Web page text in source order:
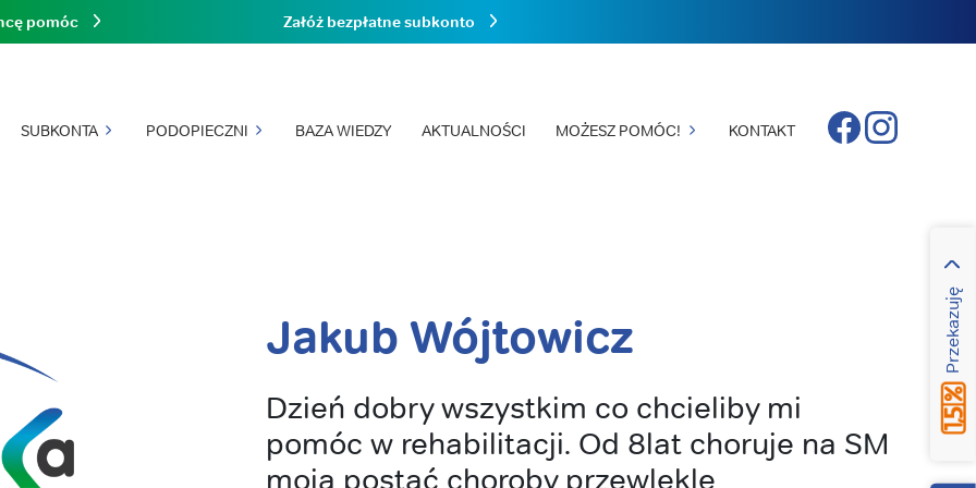
SUBKONTA PODOPIECZNI BAZA WIEDZY AKTUALNOŚCI MOŻESZ POMÓC! KONTAKT
Przekazuję
pomóc Załóż bezpłatne subkonto
FacebookInstagram
Jakub Wójtowicz
Dzień dobry wszystkim co chcieliby mi
pomóc w rehabilitacji. Od 8lat choruje na SM
moja postać choroby przewlekle